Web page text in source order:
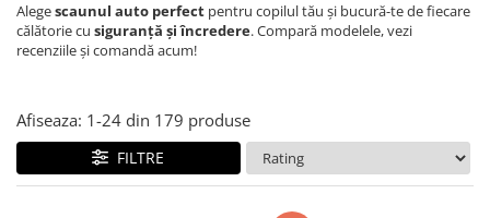
Alegescaunul auto perfect pentru copilul tău și bucură-te de fiecare
călătorie cu siguranță și încredere. Compară modelele, vezi
recenziile și comandă acum!
Afiseaza: 1-24 din 179 produse
FILTRE